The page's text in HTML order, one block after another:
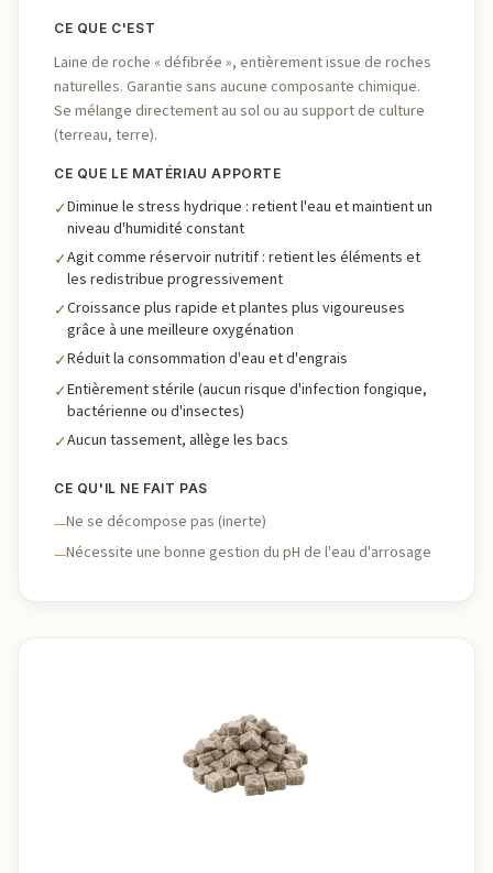
CE QUE C'EST
Laine de roche « défibrée », entièrement issue de roches
naturelles. Garantie sans aucune composante chimique.
Se mélange directement au sol ou au support de culture
(terreau, terre).
CE QUE LE MATÉRIAU APPORTE
✓Diminue le stress hydrique : retient l'eau et maintient un
niveau d'humidité constant
✓Agit comme réservoir nutritif : retient les éléments et
les redistribue progressivement
✓Croissance plus rapide et plantes plus vigoureuses
grâce à une meilleure oxygénation
✓Réduit la consommation d'eau et d'engrais
✓Entièrement stérile (aucun risque d'infection fongique,
bactérienne ou d'insectes)
✓Aucun tassement, allège les bacs
CE QU'IL NE FAIT PAS
—Ne se décompose pas (inerte)
—Nécessite une bonne gestion du pH de l'eau d'arrosage